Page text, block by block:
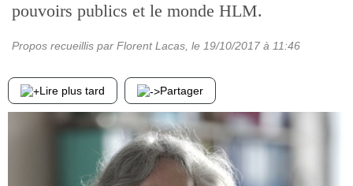
pouvoirs publics et le monde HLM.
Propos recueillis par Florent Lacas , le 19/10/2017 à 11:46
Lire plus tard Partager